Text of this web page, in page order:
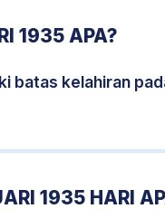
1935 APA?
batas kelahiran
1935 HARI